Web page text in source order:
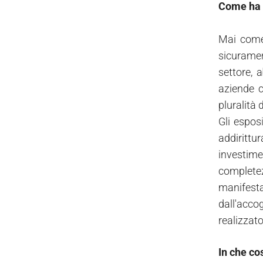
Come
Mai
settore,
aziende
pluralità
Gli
In che